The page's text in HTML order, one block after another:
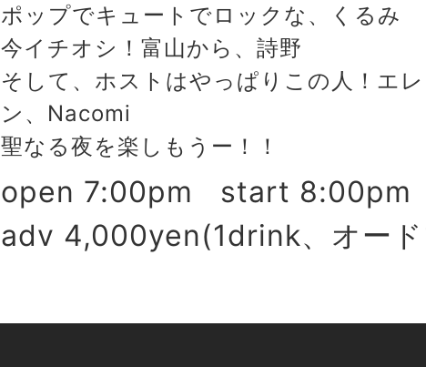
ポップでキュートでロックな、くるみ
今イチオシ！富山から、詩野
そして、ホストはやっぱりこの人！エ
ン、Nacomi
聖なる夜を楽しもうー！！
open 7:00pm start 8:00pm
adv 4,000yen(1drink、オー